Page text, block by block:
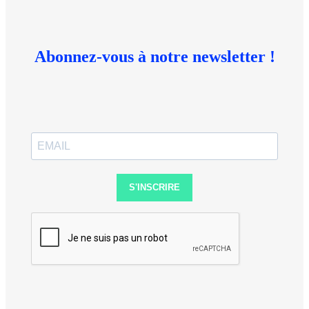
Abonnez-vous à notre newsletter !
S'INSCRIRE